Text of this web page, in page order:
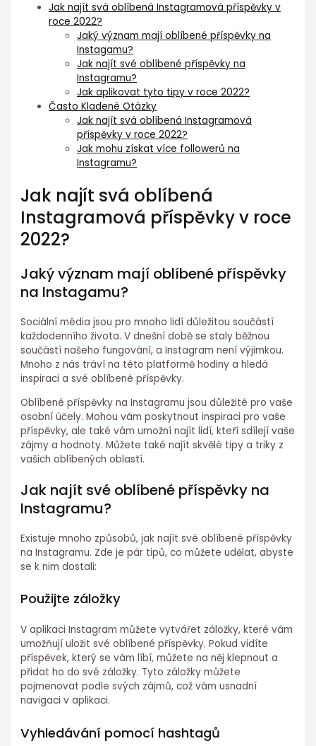
Jak najít svá oblíbená Instagramová příspěvky v
roce 2022?
Jaký význam mají oblíbené příspěvky na
Instagamu?
Jak najít své oblíbené příspěvky na
Instagramu?
Jak aplikovat tyto tipy v roce 2022?
Často Kladené Otázky
Jak najít svá oblíbená Instagramová
příspěvky v roce 2022?
Jak mohu získat více followerů na
Instagramu?
Jak najít svá oblíbená
Instagramová příspěvky v roce
2022?
Jaký význam mají oblíbené příspěvky
na Instagamu?
Sociální média jsou pro mnoho lidí důležitou součástí
každodenního života. V dnešní době se staly běžnou
součástí našeho fungování, a Instagram není výjimkou.
Mnoho z nás tráví na této platformě hodiny a hledá
inspiraci a své oblíbené příspěvky.
Oblíbené příspěvky na Instagramu jsou důležité pro vaše
osobní účely. Mohou vám poskytnout inspiraci pro vaše
příspěvky, ale také vám umožní najít lidí, kteří sdílejí vaše
zájmy a hodnoty. Můžete také najít skvělé tipy a triky z
vašich oblíbených oblastí.
Jak najít své oblíbené příspěvky na
Instagramu?
Existuje mnoho způsobů, jak najít své oblíbené příspěvky
na Instagramu. Zde je pár tipů, co můžete udělat, abyste
se k nim dostali:
Použijte záložky
V aplikaci Instagram můžete vytvářet záložky, které vám
umožňují uložit své oblíbené příspěvky. Pokud vidíte
příspěvek, který se vám líbí, můžete na něj klepnout a
přidat ho do své záložky. Tyto záložky můžete
pojmenovat podle svých zájmů, což vám usnadní
navigaci v aplikaci.
Vyhledávání pomocí hashtagů